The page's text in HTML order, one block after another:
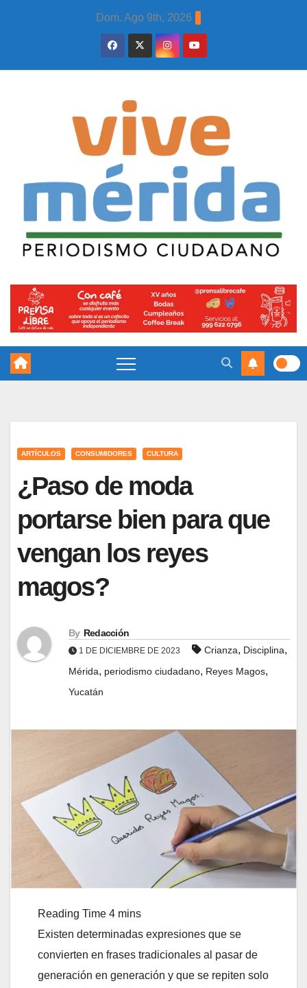
Dom. Ago 9th, 2026
ARTÍCULOS CONSUMIDORES CULTURA
¿Paso de moda
portarse bien para que
vengan los reyes
magos?
By Redacción
1 DE DICIEMBRE DE 2023 Crianza, Disciplina,
Mérida, periodismo ciudadano, Reyes Magos,
Yucatán
Existen determinadas expresiones que se
convierten en frases tradicionales al pasar de
generación en generación y que se repiten solo